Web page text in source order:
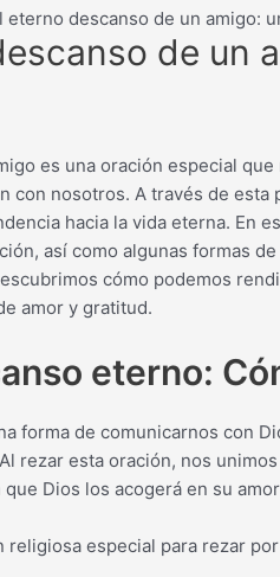
eterno descanso de un amigo:
de un
es una oración especial
con nosotros. A través de esta
hacia la vida eterna. En
así como algunas formas
cómo podemos
amor y gratitud.
eterno:
forma de comunicarnos con
rezar esta oración, nos
Dios los acogerá en su
especial para rezar